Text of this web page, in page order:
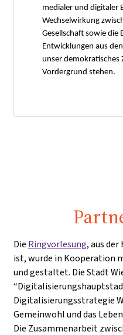
medialer und digitaler
Wechselwirkung
Gesellschaft sowie die
Entwicklungen aus
unser demokratisches
Vordergrund stehen.
Die Ringvorlesung, aus
ist, wurde in Kooperation
und gestaltet. Die Stadt
Digitalisierungsstrategie
Gemeinwohl und das
Die Zusammenarbeit